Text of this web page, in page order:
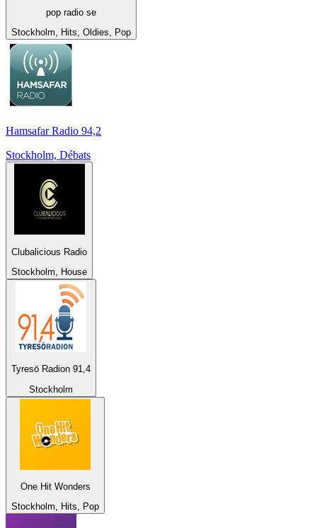
pop radio se
Stockholm, Hits, Oldies, Pop
Hamsafar Radio 94,2
Stockholm, Débats
Clubalicious Radio
Stockholm, House
Tyresö Radion 91,4
Stockholm
One Hit Wonders
Stockholm, Hits, Pop